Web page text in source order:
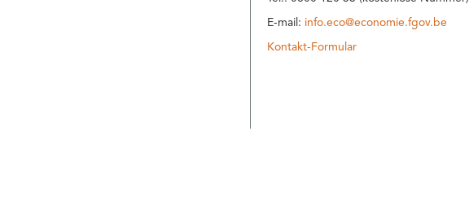
E-mail: info.eco@economie.fgov.be
Kontakt-Formular